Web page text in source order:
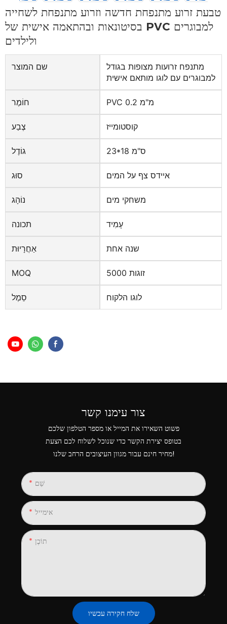
טבעת זרוע מתנפחת חדשה וזרוע מתנפחת לשחייה
בסיטונאות ובהתאמה אישית של PVC למבוגרים
ולילדים
שם המוצר
מתנפח זרועות מצופות בגודל
למבוגרים עם לוגו מותאם אישית
חוֹמֶר PVC 0.2 מ"מ
צֶבַע קוסטומייז
גוֹדֶל 23*18 ס"מ
סוּג איידס צף על המים
נוֹהָג משחקי מים
תכונה עָמִיד
אַחֲרָיוּת שנה אחת
MOQ 5000 זוגות
סֵמֶל לוגו הלקוח
צור עימנו קשר
פשוט השאירו את המייל או מספר הטלפון שלכם
בטופס יצירת הקשר כדי שנוכל לשלוח לכם הצעת
מחיר חינם עבור מגוון העיצובים הרחב שלנו!
שֵׁם
אימייל
תוֹכֶן
שלח חקירה עכשיו